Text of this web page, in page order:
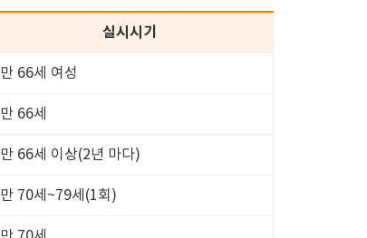
실시시기
만 66세 여성
만 66세
만 66세 이상(2년 마다)
만 70세~79세(1회)